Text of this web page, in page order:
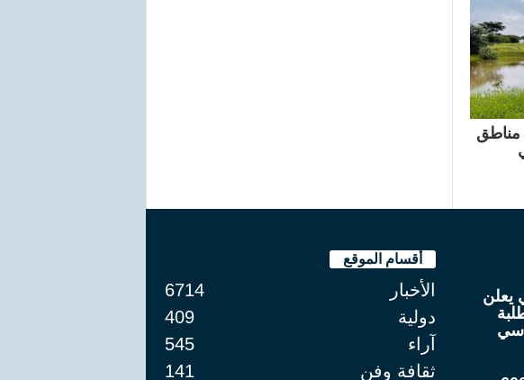
مناطق
يعلن
أقسام الموقع
الأخبار
6714
دولية
409
آراء
545
ثقافة وفن
141